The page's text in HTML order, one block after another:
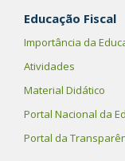
Educação Fiscal
Importância da
Atividades
Material Didático
Portal Nacional da
Portal da